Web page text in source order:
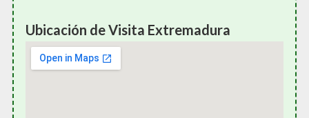
Ubicación de Visita Extremadura